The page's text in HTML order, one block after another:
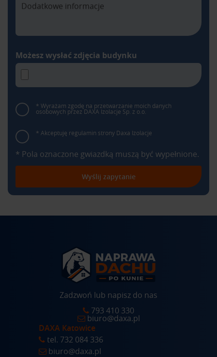
Dodatkowe informacje
Możesz wysłać zdjęcia budynku
* Wyrażam zgodę na przetwarzanie moich danych
osobowych przez DAXA Izolacje Sp. z o.o.
* Akceptuję regulamin strony Daxa Izolacje
* Pola oznaczone gwiazdką muszą być wypełnione.
Wyślij zapytanie
Zadzwoń lub napisz do nas
793 410 330
biuro@daxa.pl
DAXA Katowice
tel. 732 084 336
biuro@daxa.pl